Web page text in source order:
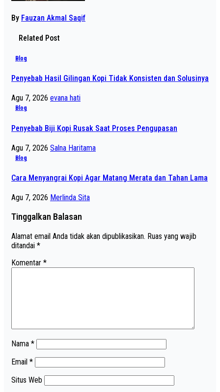
By Fauzan Akmal Saqif
Related Post
Blog
Penyebab Hasil Gilingan Kopi Tidak Konsisten dan Solusinya
Agu 7, 2026 evana hati
Blog
Penyebab Biji Kopi Rusak Saat Proses Pengupasan
Agu 7, 2026 Salna Haritama
Blog
Cara Menyangrai Kopi Agar Matang Merata dan Tahan Lama
Agu 7, 2026 Merlinda Sita
Tinggalkan Balasan
Alamat email Anda tidak akan dipublikasikan. Ruas yang wajib
ditandai *
Komentar *
Nama *
Email *
Situs Web